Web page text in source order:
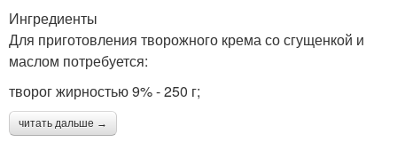
Ингредиенты
Для приготовления творожного крема со сгущенкой и
маслом потребуется:
творог жирностью 9% - 250 г;
читать дальше →